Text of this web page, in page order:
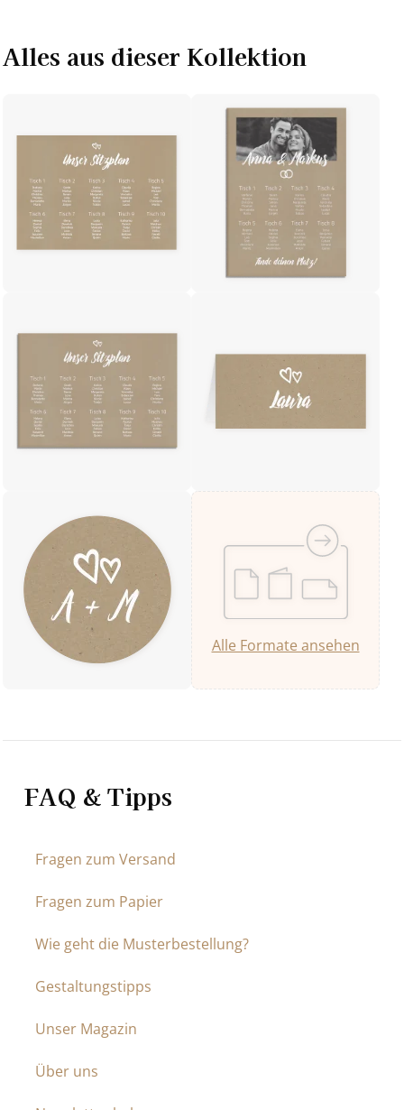
Alles aus dieser Kollektion
Alle Formate ansehen
FAQ & Tipps
Fragen zum Versand
Fragen zum Papier
Wie geht die Musterbestellung?
Gestaltungstipps
Unser Magazin
Über uns